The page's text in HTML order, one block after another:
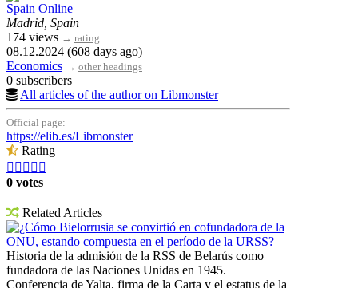
Spain Online
Madrid, Spain
174 views → rating
08.12.2024 (608 days ago)
Economics → other headings
0 subscribers
All articles of the author on Libmonster
Official page:
https://elib.es/Libmonster
Rating
    
0 votes
Related Articles
¿Cómo Bielorrusia se convirtió en cofundadora de la
ONU, estando compuesta en el período de la URSS?
Historia de la admisión de la RSS de Belarús como
fundadora de las Naciones Unidas en 1945.
Conferencia de Yalta, firma de la Carta y el estatus de la